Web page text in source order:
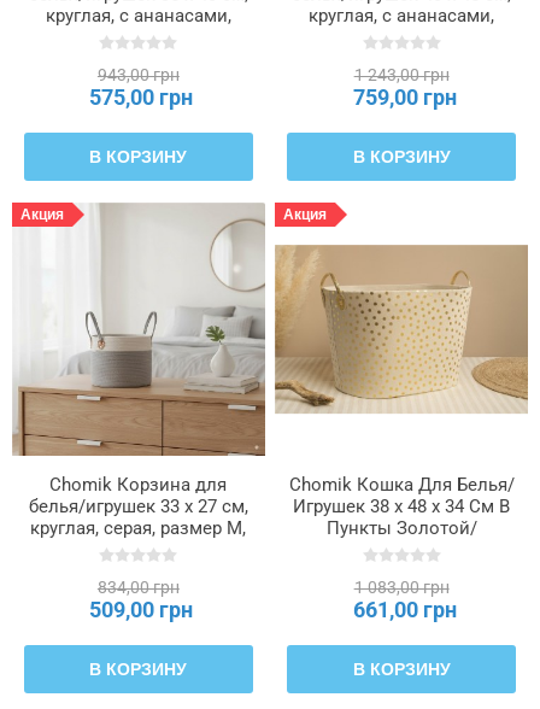
круглая, с ананасами,
размер M, NIZ4908
943,00 грн
575,00 грн
В КОРЗИНУ
круглая, с ананасами,
размер L, NIZ4915
1 243,00 грн
759,00 грн
В КОРЗИНУ
Акция
Chomik Корзина для
белья/игрушек 33 x 27 см,
круглая, серая, размер M,
NIZ5028
834,00 грн
509,00 грн
В КОРЗИНУ
Акция
Chomik Кошка Для Белья/
Игрушек 38 x 48 x 34 См В
Пункты Золотой/
Серебряный, NIZ4885
1 083,00 грн
661,00 грн
В КОРЗИНУ